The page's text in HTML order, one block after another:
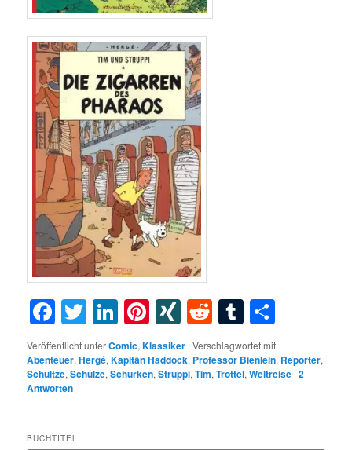
Facebook
Twitter
LinkedIn
Pinterest
XINGRedditTumblr
Veröffentlicht unterComic,Klassiker |Verschlagwortet mit
Abenteuer,Hergé,Kapitän Haddock, Professor Bienlein, Reporter,
Schultze,Schulze,Schurken,Struppi,Tim,Trottel,Weltreise |2
Antworten
BUCHTITEL